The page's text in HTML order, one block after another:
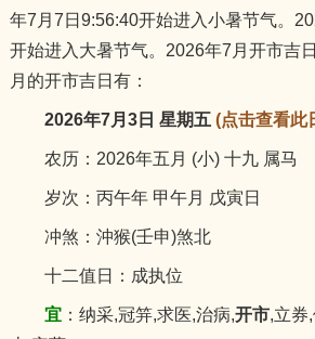
羊
猴
猪
年7月7日9:56:40开始进入小暑节气。
开始进入大暑节气。2026年7月开市吉
月的开市吉日有：
2026年7月3日 星期五 (点击查看此
农历：2026年五月 (小) 十九 属马
岁次：丙午年 甲午月 戊寅日
冲煞：沖猴(壬申)煞北
十二值日：成执位
宜：纳采,冠笄,求医,治病,开市,立券